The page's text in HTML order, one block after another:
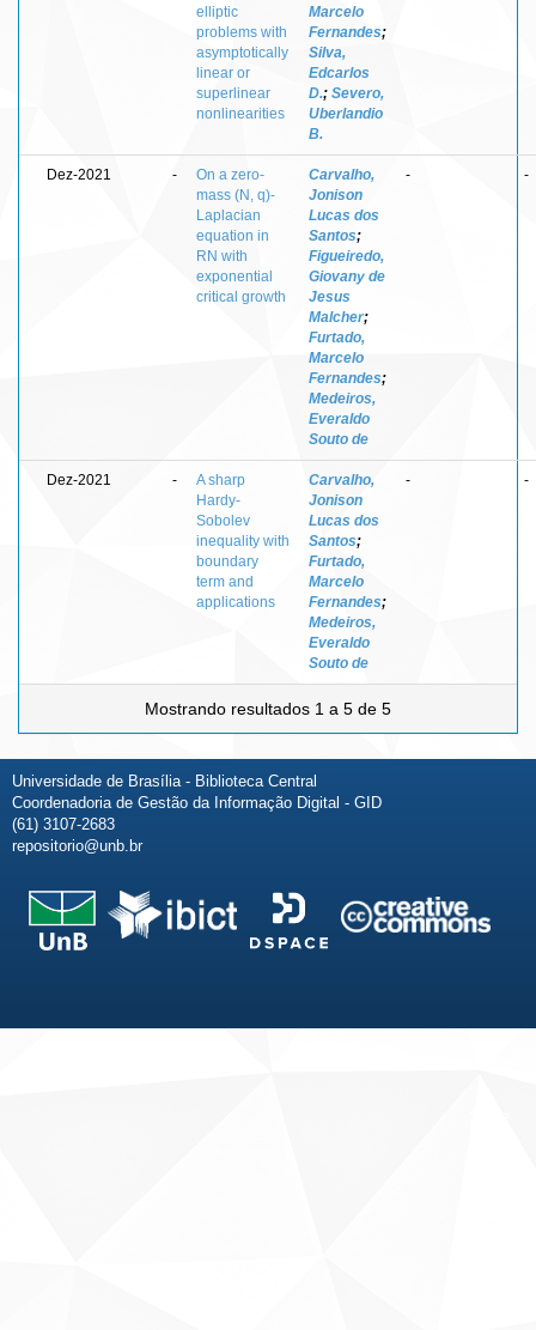
elliptic
problems with
asymptotically
linear or
superlinear
nonlinearities
Marcelo
Fernandes;
Silva,
Edcarlos
D.; Severo,
Uberlandio
B.
Dez-2021 -
On a zero-
mass (N, q)-
Laplacian
equation in
RN with
exponential
critical growth
Carvalho,
Jonison
Lucas dos
Santos;
Figueiredo,
Giovany de
Jesus
Malcher;
Furtado,
Marcelo
Fernandes;
Medeiros,
Everaldo
Souto de
- -
Dez-2021 -
A sharp
Hardy-
Sobolev
inequality with
boundary
term and
applications
Carvalho,
Jonison
Lucas dos
Santos;
Furtado,
Marcelo
Fernandes;
Medeiros,
Everaldo
Souto de
- -
Mostrando resultados 1 a 5 de 5
Universidade de Brasília - Biblioteca Central
Coordenadoria de Gestão da Informação Digital - GID
(61) 3107-2683
repositorio@unb.br